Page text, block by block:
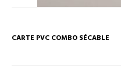
CARTE PVC COMBO SÉCABLE